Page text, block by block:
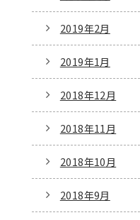
2019年2月
2019年1月
2018年12月
2018年11月
2018年10月
2018年9月